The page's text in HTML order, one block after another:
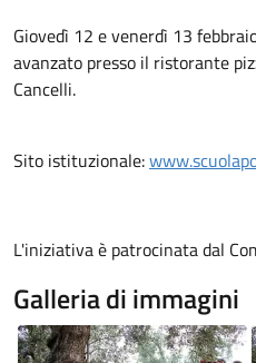
Giovedì 12 e venerdì 13
avanzato presso il ristorante
Cancelli.
Sito istituzionale:
L'iniziativa è patrocinata dal
Galleria di immagini
Image